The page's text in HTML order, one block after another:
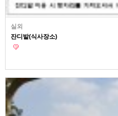
실외
잔디밭(식사장소)